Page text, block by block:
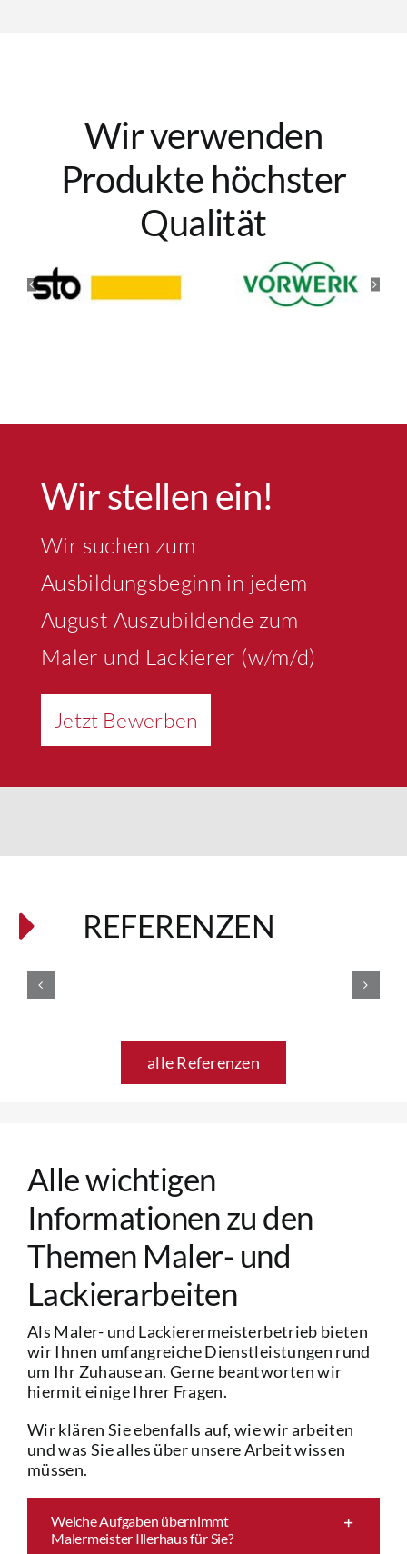
Wir verwenden
Produkte höchster
Qualität
Wir stellen ein!
Wir suchen zum
Ausbildungsbeginn in jedem
August Auszubildende zum
Maler und Lackierer (w/m/d)
Jetzt Bewerben
REFERENZEN
alle Referenzen
Alle wichtigen
Informationen zu den
Themen Maler- und
Lackierarbeiten
Als Maler- und Lackierermeisterbetrieb bieten
wir Ihnen umfangreiche Dienstleistungen rund
um Ihr Zuhause an. Gerne beantworten wir
hiermit einige Ihrer Fragen.
Wir klären Sie ebenfalls auf, wie wir arbeiten
und was Sie alles über unsere Arbeit wissen
müssen.
Welche Aufgaben übernimmt
Malermeister Illerhaus für Sie?